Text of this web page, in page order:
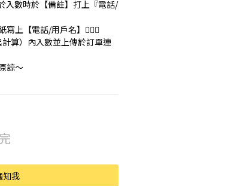
數時於【備註】打上『電話/
上【電話/用戶名】🙇🏻‍♀️
算）內入數並上傳於訂單連
諒～
知我